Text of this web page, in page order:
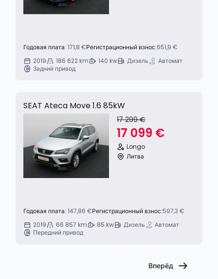
Годовая плата: 171,8 €Регистрационный взнос:651,9 €
2019
186 622 km 140 kw Дизель
Автомат
Задний привод
SEAT Ateca Move 1.6 85kW
17 299 €
17 099 €
Longo
Литва
Годовая плата: 147,86 €Регистрационный взнос:597,3 €
2019
66 857 km 85 kw Дизель
Автомат
Передний привод
Вперёд